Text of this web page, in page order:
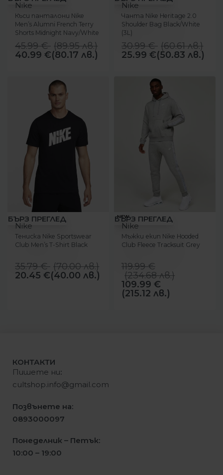
Nike
Къси панталони Nike
Men’s Alumni French Terry
Shorts Midnight Navy/White
45.99€ (89.95лв.)
40.99 €(80.17 лв.)
Nike
Чанта Nike Heritage 2.0
Shoulder Bag Black/White
(3L)
30.99€ (60.61лв.)
25.99 €(50.83 лв.)
-43%
БЪРЗ ПРЕГЛЕД
Nike
Тениска Nike Sportswear
Club Men’s T-Shirt Black
35.79€ (70.00лв.)
20.45 €(40.00 лв.)
-8%
NEW
БЪРЗ ПРЕГЛЕД
Nike
Мъжки екип Nike Hooded
Club Fleece Тracksuit Grey
119.99€
(234.68лв.)
109.99 €
(215.12 лв.)
КОНТАКТИ
Пишете ни:
cultshop.info@gmail.com
Позвънете на:
0893000097
Понеделник – Петък:
10:00 – 19:00